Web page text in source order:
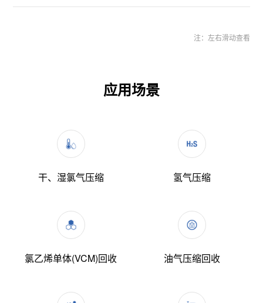
应用场景
干、湿氯气压缩 氢气压缩
氯乙烯单体(VCM)回收 油气压缩回收